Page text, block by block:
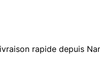
rapide depuis